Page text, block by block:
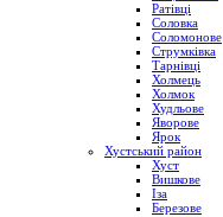
Ратівці
Соловка
Соломонове
Струмківка
Тарнівці
Холмець
Холмок
Худльове
Яворове
Ярок
Хустський район
Хуст
Вишкове
Іза
Березове